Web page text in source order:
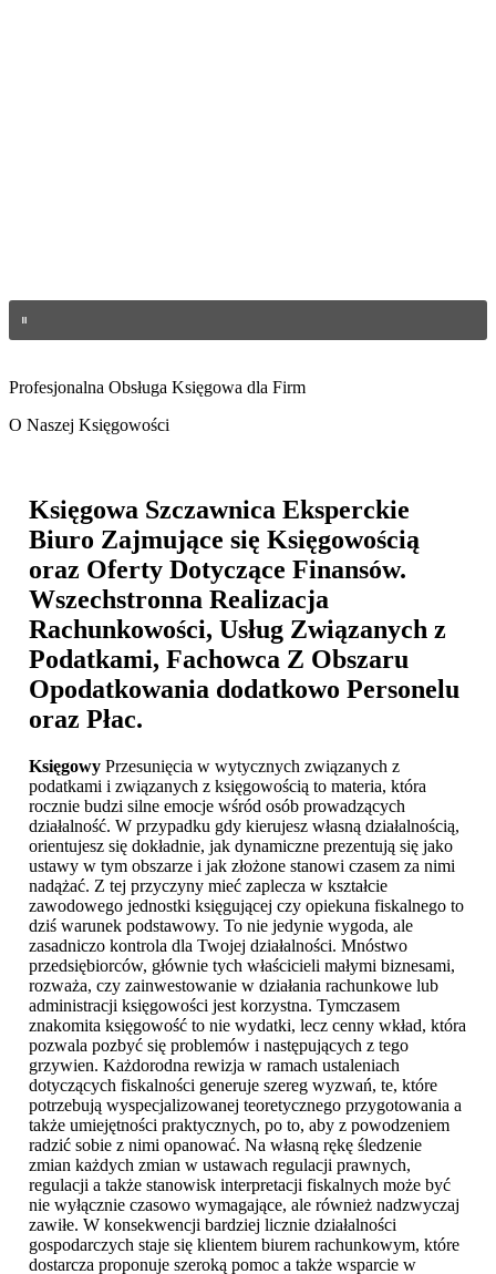
Profesjonalna Obsługa Księgowa dla Firm
O Naszej Księgowości
Księgowa Szczawnica Eksperckie
Biuro Zajmujące się Księgowością
oraz Oferty Dotyczące Finansów.
Wszechstronna Realizacja
Rachunkowości, Usług Związanych z
Podatkami, Fachowca Z Obszaru
Opodatkowania dodatkowo Personelu
oraz Płac.
Księgowy Przesunięcia w wytycznych związanych z
podatkami i związanych z księgowością to materia, która
rocznie budzi silne emocje wśród osób prowadzących
działalność. W przypadku gdy kierujesz własną działalnością,
orientujesz się dokładnie, jak dynamiczne prezentują się jako
ustawy w tym obszarze i jak złożone stanowi czasem za nimi
nadążać. Z tej przyczyny mieć zaplecza w kształcie
zawodowego jednostki księgującej czy opiekuna fiskalnego to
dziś warunek podstawowy. To nie jedynie wygoda, ale
zasadniczo kontrola dla Twojej działalności. Mnóstwo
przedsiębiorców, głównie tych właścicieli małymi biznesami,
rozważa, czy zainwestowanie w działania rachunkowe lub
administracji księgowości jest korzystna. Tymczasem
znakomita księgowość to nie wydatki, lecz cenny wkład, która
pozwala pozbyć się problemów i następujących z tego
grzywien. Każdorodna rewizja w ramach ustaleniach
dotyczących fiskalności generuje szereg wyzwań, te, które
potrzebują wyspecjalizowanej teoretycznego przygotowania a
także umiejętności praktycznych, po to, aby z powodzeniem
radzić sobie z nimi opanować. Na własną rękę śledzenie
zmian każdych zmian w ustawach regulacji prawnych,
regulacji a także stanowisk interpretacji fiskalnych może być
nie wyłącznie czasowo wymagające, ale również nadzwyczaj
zawiłe. W konsekwencji bardziej licznie działalności
gospodarczych staje się klientem biurem rachunkowym, które
dostarcza proponuje szeroką pomoc a także wsparcie w